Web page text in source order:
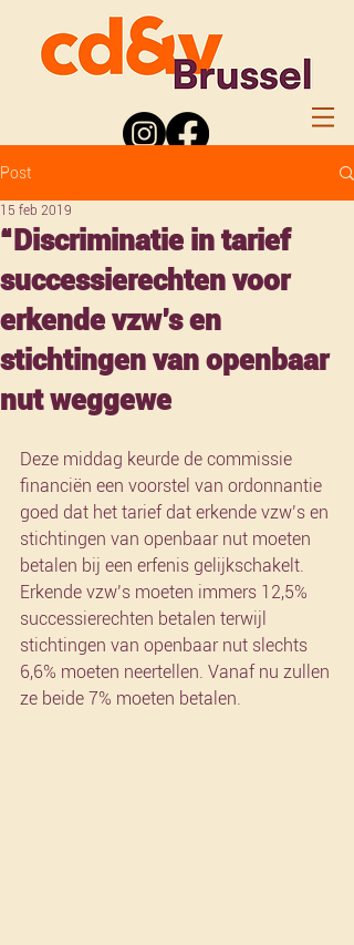
Post
“Discriminatie in tarief
successierechten voor
erkende vzw’s en
stichtingen van openbaar
nut weggewe
15 feb 2019
Deze middag keurde de commissie
financiën een voorstel van ordonnantie
goed dat het tarief dat erkende vzw’s en
stichtingen van openbaar nut moeten
betalen bij een erfenis gelijkschakelt.
Erkende vzw’s moeten immers 12,5%
successierechten betalen terwijl
stichtingen van openbaar nut slechts
6,6% moeten neertellen. Vanaf nu zullen
ze beide 7% moeten betalen.